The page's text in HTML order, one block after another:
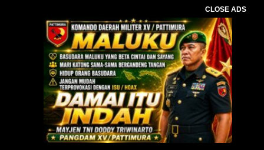
CLOSE ADS